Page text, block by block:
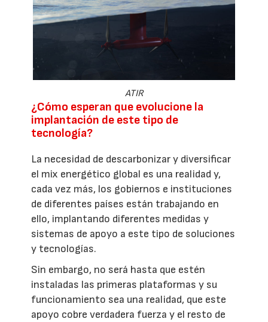
ATIR
¿Cómo esperan que evolucione la
implantación de este tipo de
tecnología?
La necesidad de descarbonizar y diversificar
el mix energético global es una realidad y,
cada vez más, los gobiernos e instituciones
de diferentes países están trabajando en
ello, implantando diferentes medidas y
sistemas de apoyo a este tipo de soluciones
y tecnologías.
Sin embargo, no será hasta que estén
instaladas las primeras plataformas y su
funcionamiento sea una realidad, que este
apoyo cobre verdadera fuerza y el resto de